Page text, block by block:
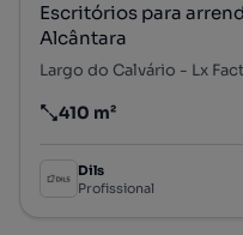
Escritórios para
Alcântara
Largo do Calvário - Lx
Preço por metro
410 m²
Dils
Profissional